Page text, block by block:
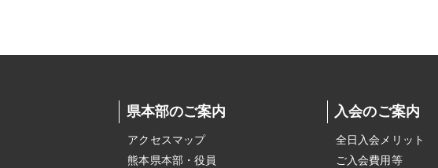
県本部のご案内
アクセスマップ
熊本県本部・役員
入会のご案内
全日入会メリット
ご入会費用等